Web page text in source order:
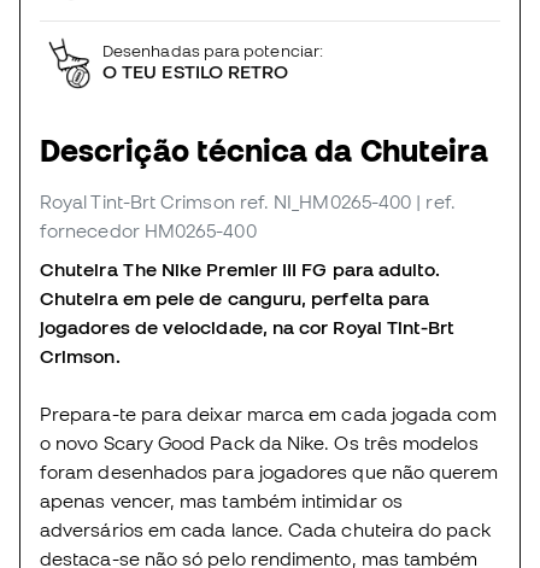
Desenhadas para potenciar:
O TEU ESTILO RETRO
Descrição técnica da Chuteira
Royal Tint-Brt Crimson ref. NI_HM0265-400 | ref.
fornecedor HM0265-400
Chuteira The Nike Premier III FG para adulto.
Chuteira em pele de canguru, perfeita para
jogadores de velocidade, na cor Royal Tint-Brt
Crimson.
Prepara-te para deixar marca em cada jogada com
o novo Scary Good Pack da Nike. Os três modelos
foram desenhados para jogadores que não querem
apenas vencer, mas também intimidar os
adversários em cada lance. Cada chuteira do pack
destaca-se não só pelo rendimento, mas também